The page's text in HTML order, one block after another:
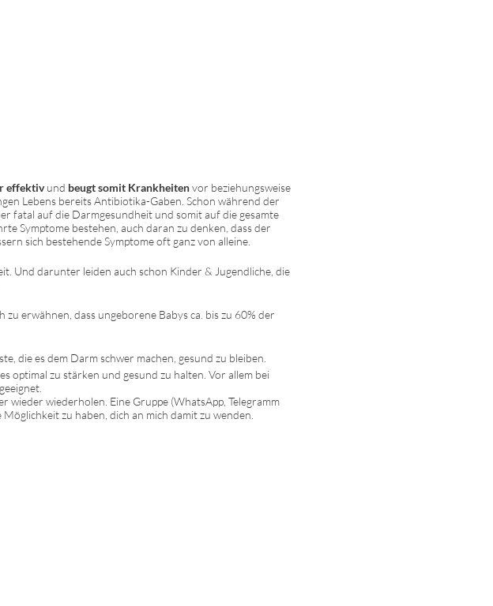
effektivund beugt somit Krankheitenvor beziehungsweise
Lebens bereits Antibiotika-Gaben. Schon während der
fatal auf die Darmgesundheit und somit auf die gesamte
Symptome bestehen, auch daran zu denken, dass der
sich bestehende Symptome oft ganz von alleine.
Und darunter leiden auch schon Kinder & Jugendliche, die
erwähnen, dass ungeborene Babys ca. bis zu 60% der
die es dem Darm schwer machen, gesund zu bleiben.
optimal zu stärken und gesund zu halten. Vor allem bei
wiederholen. Eine Gruppe (WhatsApp, Telegramm
zu haben, dich an mich damit zu wenden.